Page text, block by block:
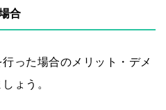
合
った場合のメリット・デメ
ょう。